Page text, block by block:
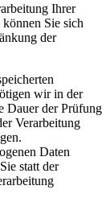
Ihrer
Sie sich
der
wir in der
Dauer der Prüfung
Verarbeitung
Daten
statt der